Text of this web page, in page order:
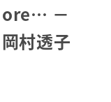
－
村透子